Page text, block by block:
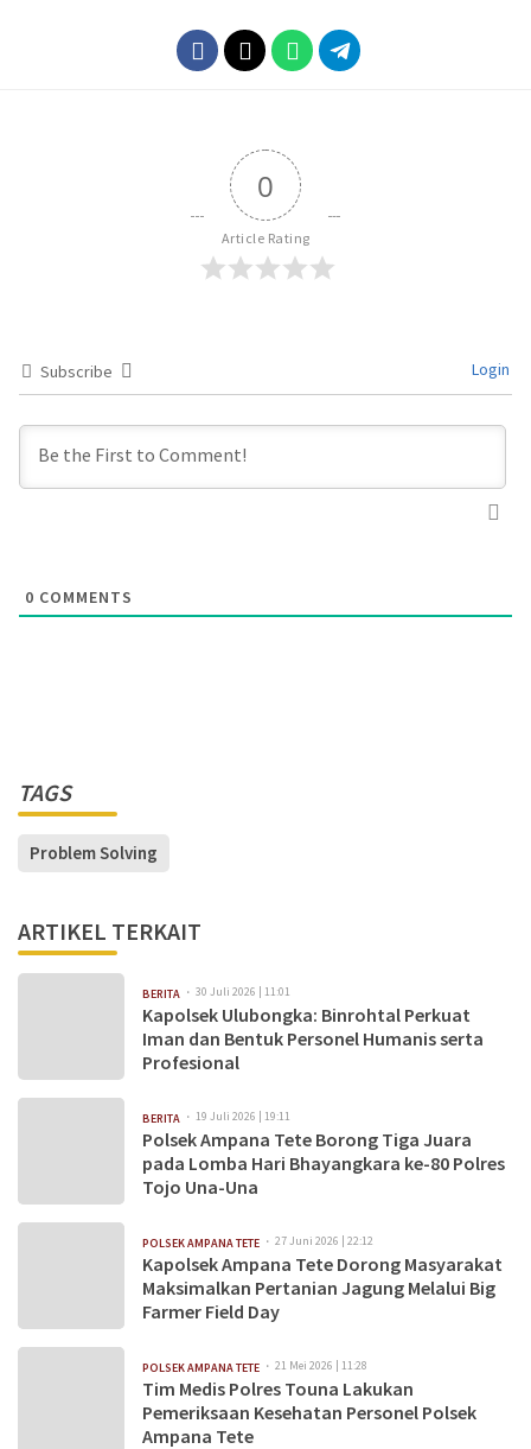
0
Article Rating
Subscribe Login
0 COMMENTS
TAGS
Problem Solving
ARTIKEL TERKAIT
BERITA 30 Juli 2026 | 11:01
Kapolsek Ulubongka: Binrohtal Perkuat
Iman dan Bentuk Personel Humanis serta
Profesional
BERITA 19 Juli 2026 | 19:11
Polsek Ampana Tete Borong Tiga Juara
pada Lomba Hari Bhayangkara ke-80 Polres
Tojo Una-Una
POLSEK AMPANA TETE 27 Juni 2026 | 22:12
Kapolsek Ampana Tete Dorong Masyarakat
Maksimalkan Pertanian Jagung Melalui Big
Farmer Field Day
POLSEK AMPANA TETE 21 Mei 2026 | 11:28
Tim Medis Polres Touna Lakukan
Pemeriksaan Kesehatan Personel Polsek
Ampana Tete